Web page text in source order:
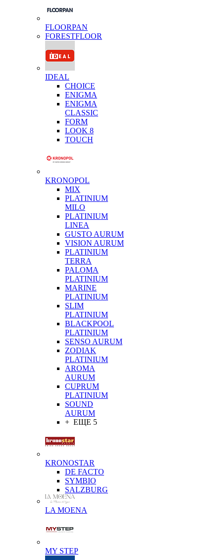
FLOORPAN
FORESTFLOOR
IDEAL
CHOICE
ENIGMA
ENIGMA
CLASSIC
FORM
LOOK 8
TOUCH
KRONOPOL
MIX
PLATINIUM
MILO
PLATINIUM
LINEA
GUSTO AURUM
VISION AURUM
PLATINIUM
TERRA
PALOMA
PLATINIUM
MARINE
PLATINIUM
SLIM
PLATINIUM
BLACKPOOL
PLATINIUM
SENSO AURUM
ZODIAK
PLATINIUM
AROMA
AURUM
CUPRUM
PLATINIUM
SOUND
AURUM
+ ЕЩЕ 5
KRONOSTAR
DE FACTO
SYMBIO
SALZBURG
LA MOENA
MY STEP